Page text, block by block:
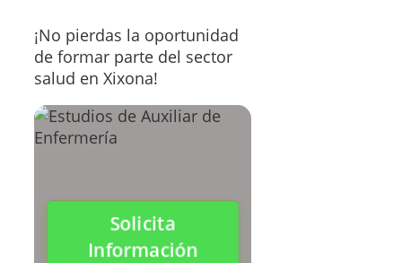
¡No pierdas la oportunidad
de formar parte del sector
salud en Xixona!
Solicita
Información